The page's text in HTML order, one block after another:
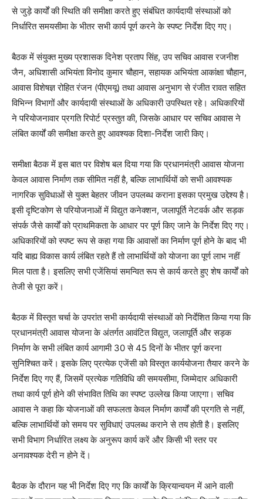
से जुड़े कार्यों की स्थिति की समीक्षा करते हुए संबंधित कार्यदायी संस्थाओं को
निर्धारित समयसीमा के भीतर सभी कार्य पूर्ण करने के स्पष्ट निर्देश दिए गए।
बैठक में संयुक्त मुख्य प्रशासक दिनेश प्रताप सिंह, उप सचिव आवास रजनीश
जैन, अधिशासी अभियंता विनोद कुमार चौहान, सहायक अभियंता आकांक्षा चौहान,
आवास विशेषज्ञ रोहित रंजन (पीएमयू) तथा आवास अनुभाग से रंजीत रावत सहित
विभिन्न विभागों और कार्यदायी संस्थाओं के अधिकारी उपस्थित रहे। अधिकारियों
ने परियोजनावार प्रगति रिपोर्ट प्रस्तुत की, जिसके आधार पर सचिव आवास ने
लंबित कार्यों की समीक्षा करते हुए आवश्यक दिशा-निर्देश जारी किए।
समीक्षा बैठक में इस बात पर विशेष बल दिया गया कि प्रधानमंत्री आवास योजना
केवल आवास निर्माण तक सीमित नहीं है, बल्कि लाभार्थियों को सभी आवश्यक
नागरिक सुविधाओं से युक्त बेहतर जीवन उपलब्ध कराना इसका प्रमुख उद्देश्य है।
इसी दृष्टिकोण से परियोजनाओं में विद्युत कनेक्शन, जलापूर्ति नेटवर्क और सड़क
संपर्क जैसे कार्यों को प्राथमिकता के आधार पर पूर्ण किए जाने के निर्देश दिए गए।
अधिकारियों को स्पष्ट रूप से कहा गया कि आवासों का निर्माण पूर्ण होने के बाद भी
यदि बाह्य विकास कार्य लंबित रहते हैं तो लाभार्थियों को योजना का पूर्ण लाभ नहीं
मिल पाता है। इसलिए सभी एजेंसियां समन्वित रूप से कार्य करते हुए शेष कार्यों को
तेजी से पूरा करें।
बैठक में विस्तृत चर्चा के उपरांत सभी कार्यदायी संस्थाओं को निर्देशित किया गया कि
प्रधानमंत्री आवास योजना के अंतर्गत आवंटित विद्युत, जलापूर्ति और सड़क
निर्माण के सभी लंबित कार्य आगामी 30 से 45 दिनों के भीतर पूर्ण करना
सुनिश्चित करें। इसके लिए प्रत्येक एजेंसी को विस्तृत कार्ययोजना तैयार करने के
निर्देश दिए गए हैं, जिसमें प्रत्येक गतिविधि की समयसीमा, जिम्मेदार अधिकारी
तथा कार्य पूर्ण होने की संभावित तिथि का स्पष्ट उल्लेख किया जाएगा। सचिव
आवास ने कहा कि योजनाओं की सफलता केवल निर्माण कार्यों की प्रगति से नहीं,
बल्कि लाभार्थियों को समय पर सुविधाएं उपलब्ध कराने से तय होती है। इसलिए
सभी विभाग निर्धारित लक्ष्य के अनुरूप कार्य करें और किसी भी स्तर पर
अनावश्यक देरी न होने दें।
बैठक के दौरान यह भी निर्देश दिए गए कि कार्यों के क्रियान्वयन में आने वाली